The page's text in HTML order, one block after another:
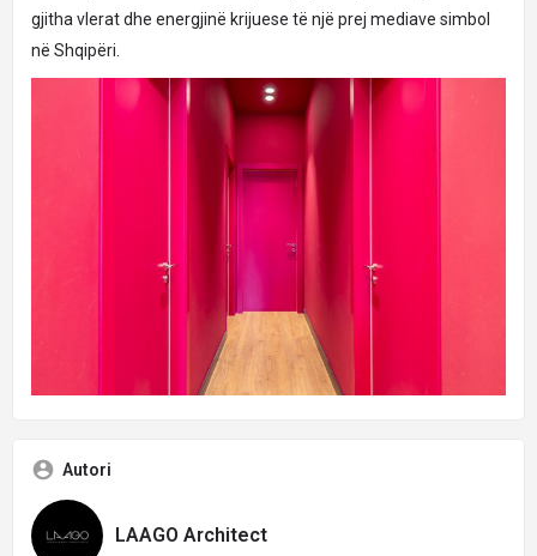
gjitha vlerat dhe energjinë krijuese të një prej mediave simbol
në Shqipëri.
Autori
LAAGO Architect